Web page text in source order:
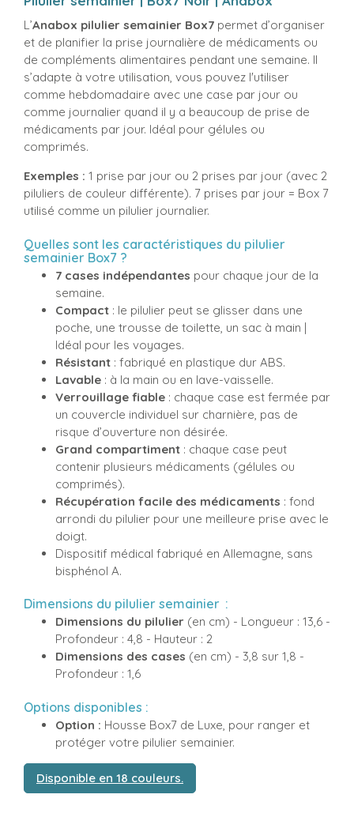
L’Anabox pilulier semainier Box7 permet d’organiser
et de planifier la prise journalière de médicaments ou
de compléments alimentaires pendant une semaine. Il
s’adapte à votre utilisation, vous pouvez l'utiliser
comme hebdomadaire avec une case par jour ou
comme journalier quand il y a beaucoup de prise de
médicaments par jour. Idéal pour gélules ou
comprimés.
Exemples : 1 prise par jour ou 2 prises par jour (avec 2
piluliers de couleur différente). 7 prises par jour = Box 7
utilisé comme un pilulier journalier.
Quelles sont les caractéristiques du pilulier
semainier Box7 ?
7 cases indépendantes pour chaque jour de la
semaine.
Compact : le pilulier peut se glisser dans une
poche, une trousse de toilette, un sac à main |
Idéal pour les voyages.
Résistant : fabriqué en plastique dur ABS.
Lavable : à la main ou en lave-vaisselle.
Verrouillage fiable : chaque case est fermée par
un couvercle individuel sur charnière, pas de
risque d’ouverture non désirée.
Grand compartiment : chaque case peut
contenir plusieurs médicaments (gélules ou
comprimés).
Récupération facile des médicaments : fond
arrondi du pilulier pour une meilleure prise avec le
doigt.
Dispositif médical fabriqué en Allemagne, sans
bisphénol A.
Dimensions du pilulier semainier :
Dimensions du pilulier (en cm) - Longueur : 13,6 -
Profondeur : 4,8 - Hauteur : 2
Dimensions des cases (en cm) - 3,8 sur 1,8 -
Profondeur : 1,6
Options disponibles :
Option : Housse Box7 de Luxe, pour ranger et
protéger votre pilulier semainier.
Disponible en 18 couleurs.